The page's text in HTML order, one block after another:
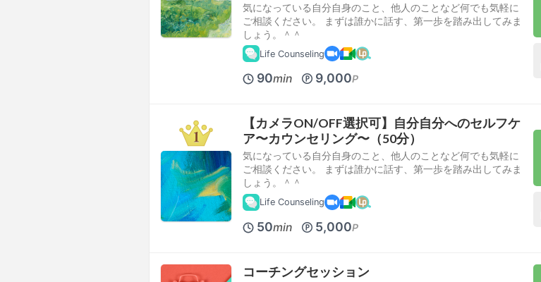
気になっている自分自身のこと、他人のことなど何でも気軽に
ご相談ください。 まずは誰かに話す、第一歩を踏み出してみま
しょう。＾＾
Life Counseling
90min 9,000P
【カメラON/OFF選択可】自分自分へのセルフケ
ア〜カウンセリング〜（50分）
気になっている自分自身のこと、他人のことなど何でも気軽に
ご相談ください。 まずは誰かに話す、第一歩を踏み出してみま
しょう。＾＾
Life Counseling
50min 5,000P
コーチングセッション